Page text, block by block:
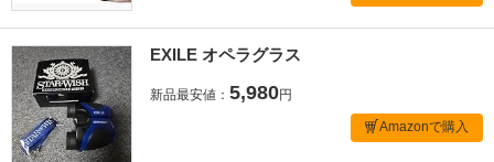
EXILE オペラグラス
新品最安値： 5,980円
Amazonで購入